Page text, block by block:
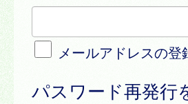
メールアドレスの
パスワード再発行